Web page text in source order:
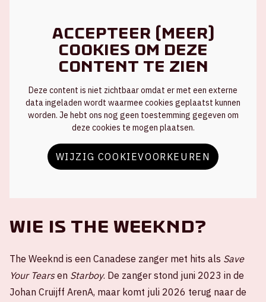
Accepteer (meer)
cookies om deze
content te zien
Deze content is niet zichtbaar omdat er met een externe
data ingeladen wordt waarmee cookies geplaatst kunnen
worden. Je hebt ons nog geen toestemming gegeven om
deze cookies te mogen plaatsen.
WIJZIG COOKIEVOORKEUREN
Wie is The Weeknd?
The Weeknd is een Canadese zanger met hits als Save
Your Tearsen Starboy. De zanger stond juni 2023 in de
Johan Cruijff ArenA, maar komt juli 2026 terug naar de